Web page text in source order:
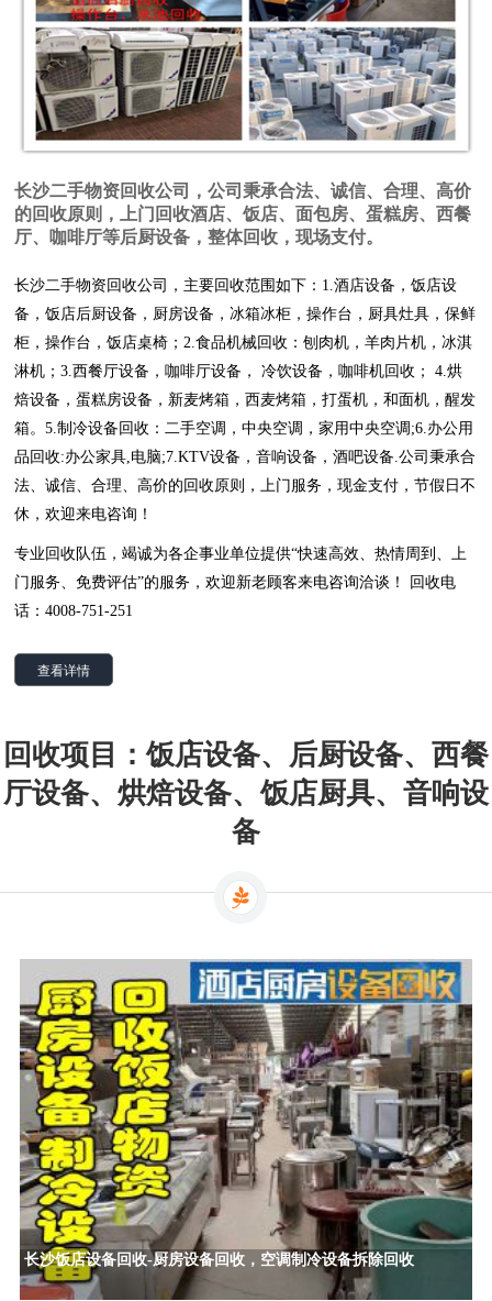
长沙二手物资回收公司，公司秉承合法、诚信、合理、高价
的回收原则，上门回收酒店、饭店、面包房、蛋糕房、西餐
厅、咖啡厅等后厨设备，整体回收，现场支付。
长沙二手物资回收公司，主要回收范围如下：1.酒店设备，饭店设
备，饭店后厨设备， 厨房设备，冰箱冰柜，操作台，厨具灶具，保鲜
柜，操作台，饭店桌椅；2.食品机械回收：刨肉机，羊肉片机，冰淇
淋机；3.西餐厅设备，咖啡厅设备， 冷饮设备，咖啡机回收； 4.烘
焙设备，蛋糕房设备，新麦烤箱，西麦烤箱，打蛋机，和面机，醒发
箱。5.制冷设备回收：二手空调，中央空调，家用中央空调;6.办公用
品回收:办公家具,电脑;7.KTV设备，音响设备，酒吧设备.公司秉承合
法、诚信、合理、高价的回收原则，上门服务，现金支付，节假日不
休，欢迎来电咨询！
专业回收队伍，竭诚为各企事业单位提供“快速高效、热情周到、上
门服务、免费评估”的服务，欢迎新老顾客来电咨询洽谈！ 回收电
话：4008-751-251
查看详情
回收项目：饭店设备、后厨设备、西餐
厅设备、烘焙设备、饭店厨具、音响设
备
长沙饭店设备回收-厨房设备回收，空调制冷设备拆除回收